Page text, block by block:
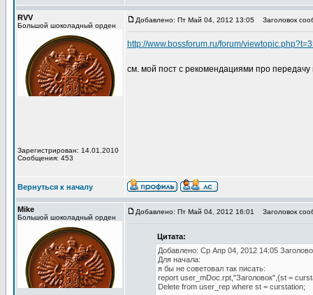
RVV
Большой шоколадный орден
Зарегистрирован: 14.01.2010
Сообщения: 453
Добавлено: Пт Май 04, 2012 13:05 Заголовок
http://www.bossforum.ru/forum/
см. мой пост с рекомендациями про
Вернуться к началу
Mike
Большой шоколадный орден
Добавлено: Пт Май 04, 2012 16:01 Заголовок
Цитата:
Добавлено: Ср Апр 04, 2012 14:05
Для начала:
я бы не советовал так писать:
report user_mDoc.rpt,"Заголовок",{st =
Delete from user_rep where st = curstation;